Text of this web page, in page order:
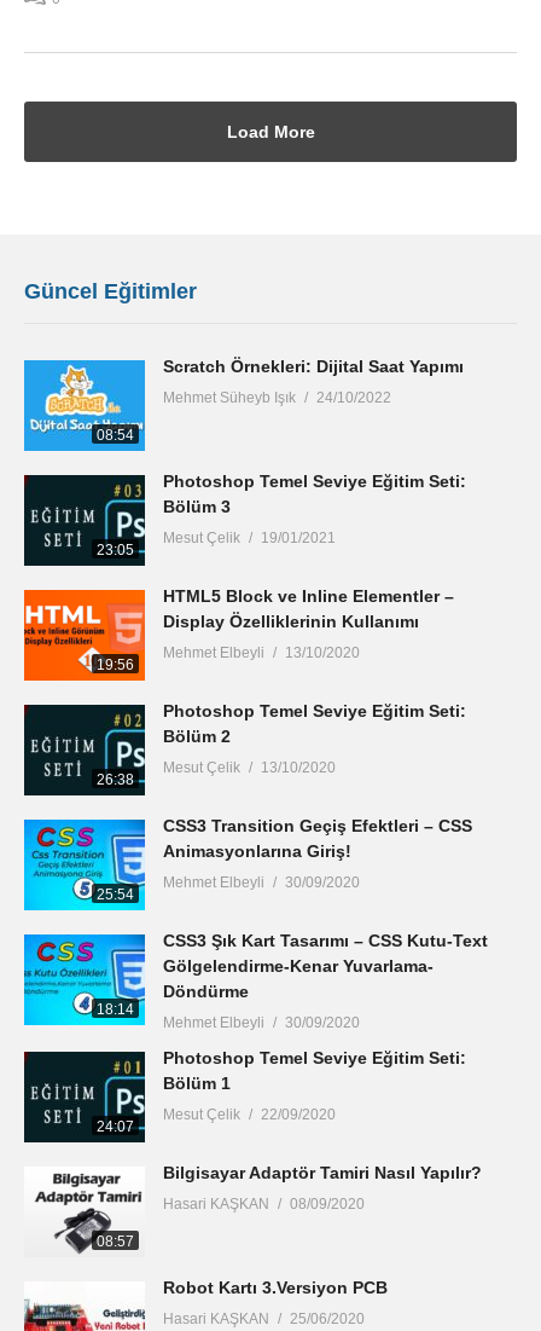
Load More
Güncel Eğitimler
08:54
Scratch Örnekleri: Dijital Saat Yapımı
Mehmet Süheyb Işık 24/10/2022
23:05
Photoshop Temel Seviye Eğitim Seti:
Bölüm 3
Mesut Çelik 19/01/2021
19:56
HTML5 Block ve Inline Elementler –
Display Özelliklerinin Kullanımı
Mehmet Elbeyli 13/10/2020
26:38
Photoshop Temel Seviye Eğitim Seti:
Bölüm 2
Mesut Çelik 13/10/2020
25:54
CSS3 Transition Geçiş Efektleri – CSS
Animasyonlarına Giriş!
Mehmet Elbeyli 30/09/2020
18:14
CSS3 Şık Kart Tasarımı – CSS Kutu-Text
Gölgelendirme-Kenar Yuvarlama-
Döndürme
Mehmet Elbeyli 30/09/2020
24:07
Photoshop Temel Seviye Eğitim Seti:
Bölüm 1
Mesut Çelik 22/09/2020
08:57
Bilgisayar Adaptör Tamiri Nasıl Yapılır?
Hasari KAŞKAN 08/09/2020
Robot Kartı 3.Versiyon PCB
Hasari KAŞKAN 25/06/2020